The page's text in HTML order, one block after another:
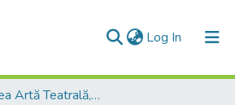
Log In (current)
3. Facultatea Artă Teatrală, Coregrafică şi Multimedia